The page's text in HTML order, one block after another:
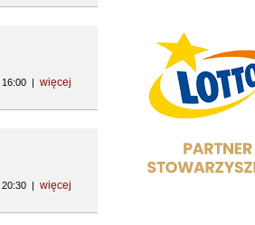
16:00 | więcej
20:30 | więcej